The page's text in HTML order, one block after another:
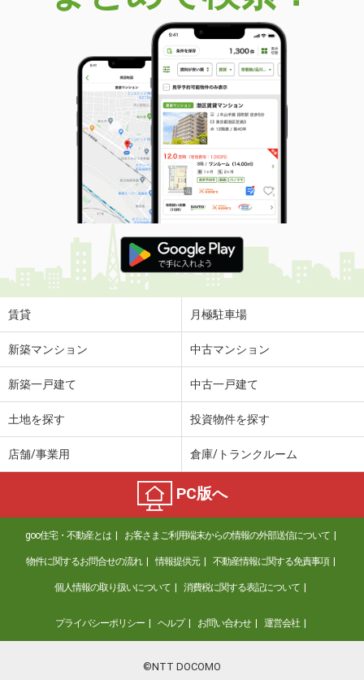
賃貸 月極駐車場
新築マンション 中古マンション
新築一戸建て 中古一戸建て
土地を探す 投資物件を探す
店舗/事業用 倉庫/トランクルーム
PC版へ
goo住宅・不動産とは お客さまご利用端末からの情報の外部送信について
物件に関するお問合せの流れ 情報提供元 不動産情報に関する免責事項
個人情報の取り扱いについて 消費税に関する表記について
プライバシーポリシー ヘルプ お問い合わせ 運営会社
©NTT DOCOMO